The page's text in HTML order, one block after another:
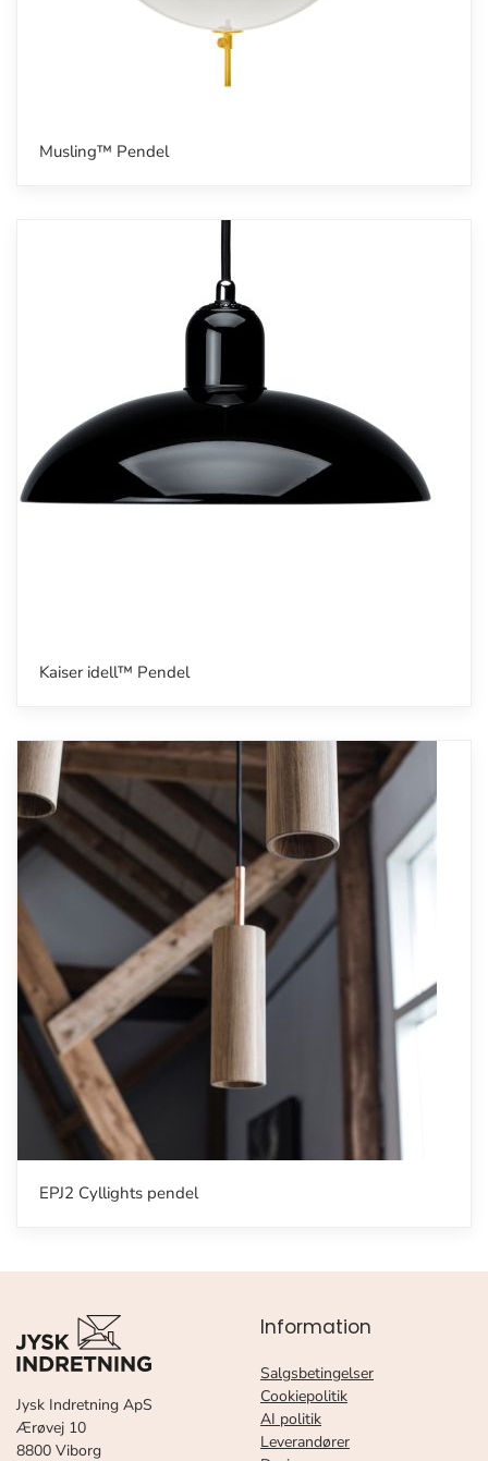
Musling™ Pendel
Kaiser idell™ Pendel
EPJ2 Cyllights pendel
Jysk Indretning ApS
Ærøvej 10
8800 Viborg
Information
Salgsbetingelser
Cookiepolitik
AI politik
Leverandører